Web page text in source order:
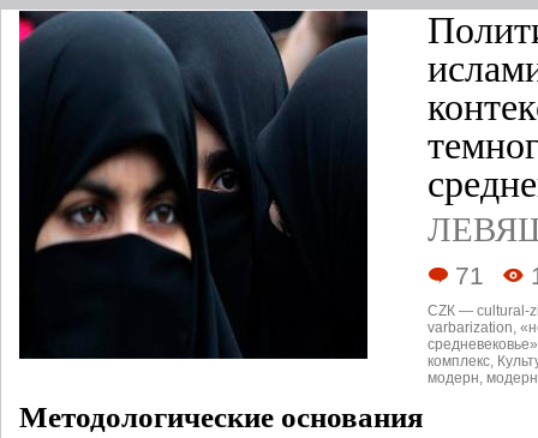
71
CZК — cultural-
varbarization,
средневековье»
комплекс,
модерн,
Методологические основания